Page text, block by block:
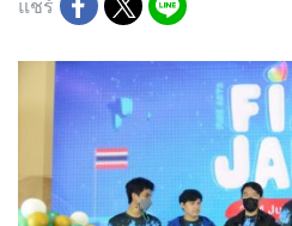
แชร์